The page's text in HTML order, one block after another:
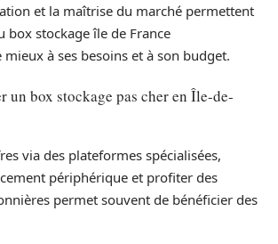
et la maîtrise du marché permettent
box stockage île de France
à ses besoins et à son budget.
un box stockage pas cher en Île-de-
via des plateformes spécialisées,
périphérique et profiter des
permet souvent de bénéficier des